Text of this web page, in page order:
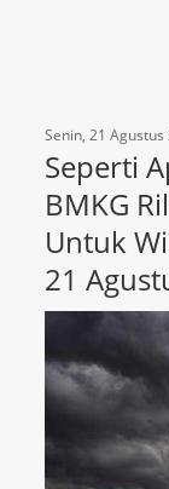
Senin, 21
Seperti
BMKG
Untuk
21